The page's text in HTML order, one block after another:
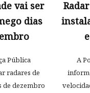
vai ser
dias
Pública
radares de
de dezembro
A